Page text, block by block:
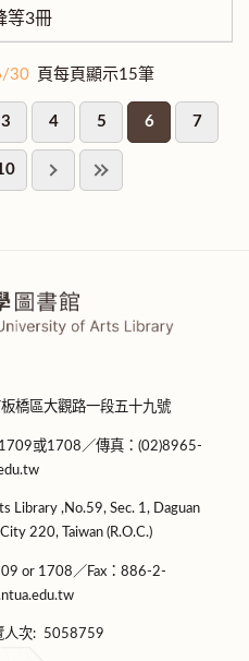
等3冊
30 頁每頁顯示15筆
3 4 5 6 7
橋區大觀路一段五十九號
或1708／傳真：(02)8965-
Library ,No.59, Sec. 1, Daguan
220, Taiwan (R.O.C.)
or 1708／Fax：886-2-
人次: 5058759